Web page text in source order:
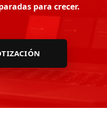
para crecer.